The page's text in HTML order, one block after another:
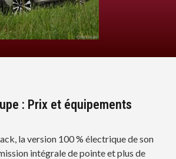
: Prix et équipements
la version 100 % électrique de son
intégrale de pointe et plus de